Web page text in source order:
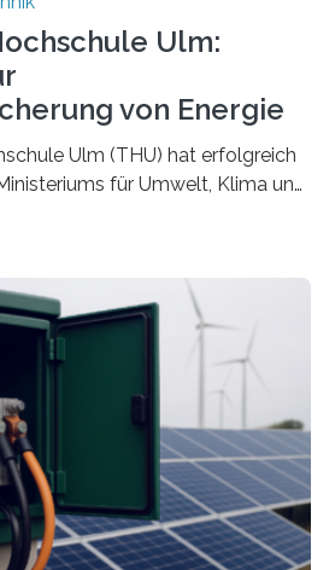
Ulm:
von Energie
Ulm (THU) hat erfolgreich
für Umwelt, Klima und
– Langzeitspeicherung in
Ziel des Projekts ist die
und Demonstration von
Energiespeicherung in
Energiesystemen. Das
Oktober 2025, hat eine Laufzeit
Gesamtvolumen von rund 2,9
2,6 Millionen Euro durch das
Klima und…